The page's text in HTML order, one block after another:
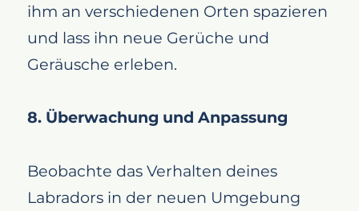
ihm an verschiedenen Orten spazieren
und lass ihn neue Gerüche und
Geräusche erleben.
8. Überwachung und Anpassung
Beobachte das Verhalten deines
Labradors in der neuen Umgebung